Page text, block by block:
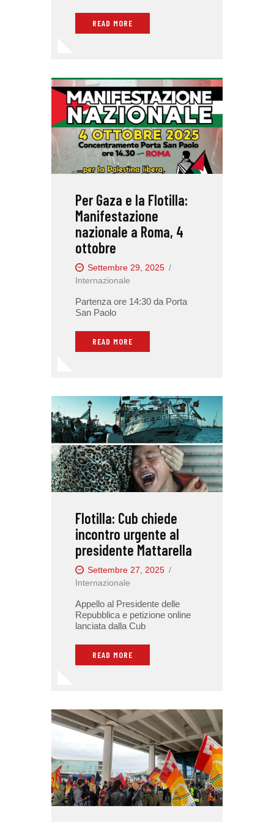
READ MORE
Per Gaza e la Flotilla:
Manifestazione
nazionale a Roma, 4
ottobre
Settembre 29, 2025
Internazionale
Partenza ore 14:30 da Porta
San Paolo
READ MORE
Flotilla: Cub chiede
incontro urgente al
presidente Mattarella
Settembre 27, 2025
Internazionale
Appello al Presidente delle
Repubblica e petizione online
lanciata dalla Cub
READ MORE